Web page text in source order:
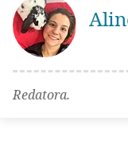
Redatora.